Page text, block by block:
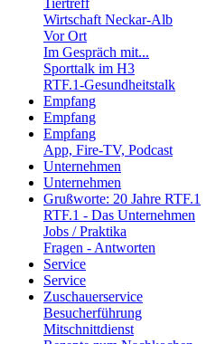
Wirtschaft Neckar-Alb
Vor Ort
Im Gespräch mit...
Sporttalk im H3
RTF.1-Gesundheitstalk
Empfang
Empfang
Empfang
App, Fire-TV, Podcast
Unternehmen
Unternehmen
Grußworte: 20 Jahre RTF.1
RTF.1 - Das Unternehmen
Jobs / Praktika
Fragen - Antworten
Service
Service
Zuschauerservice
Besucherführung
Mitschnittdienst